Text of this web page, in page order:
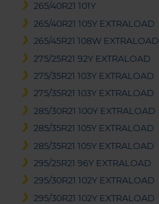
265/40R21 101Y
265/40R21 105Y EXTRALOAD
265/45R21 108W EXTRALOAD
275/25R21 92Y EXTRALOAD
275/35R21 103Y EXTRALOAD
275/35R21 103Y EXTRALOAD
285/30R21 100Y EXTRALOAD
285/35R21 105Y EXTRALOAD
285/35R21 105Y EXTRALOAD
295/25R21 96Y EXTRALOAD
295/30R21 102Y EXTRALOAD
295/30R21 102Y EXTRALOAD